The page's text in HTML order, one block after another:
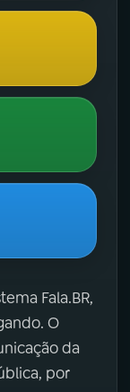
Fala.BR,
O
da
por